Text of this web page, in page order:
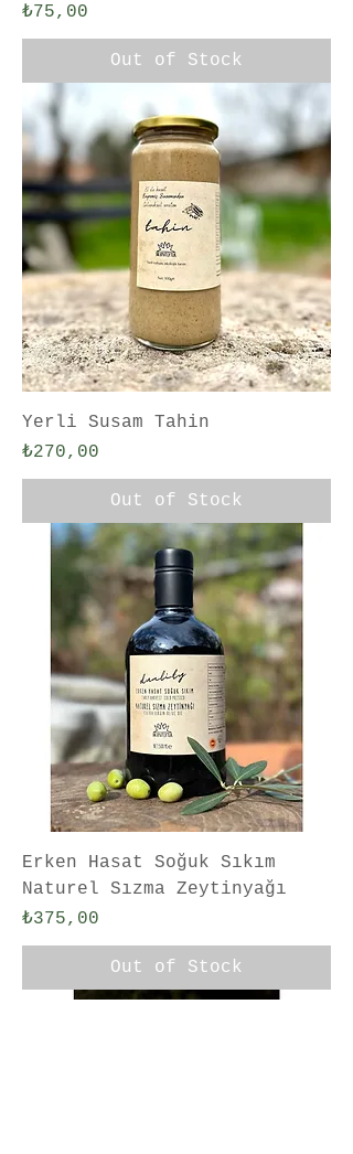
Price
₺75,00
Out of Stock
Yerli Susam Tahin
Price
₺270,00
Out of Stock
Erken Hasat Soğuk Sıkım
Naturel Sızma Zeytinyağı
Price
₺375,00
Out of Stock